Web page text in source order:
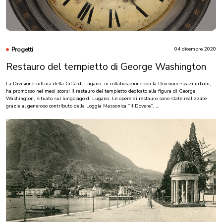
Progetti
04 dicembre 2020
Restauro del tempietto di George Washington
La Divisione cultura della Città di Lugano, in collaborazione con la Divisione spazi urbani,
ha promosso nei mesi scorsi il restauro del tempietto dedicato alla figura di George
Washington, situato sul lungolago di Lugano. Le opere di restauro sono state realizzate
grazie al generoso contributo della Loggia Massonica “Il Dovere”.
Dalla metà dell’Ottocento sorge sul lungolago di Lugano, a pochi metri dal LAC in
direzione della Malpensata, un piccolo tempio rotondo in cui è collocato un busto dedicato a
George Washington. Fu fatto costruire dall’esule italiano Abbondio Chialiva al margine
settentrionale del parco di Villa Tanzina, un vasto complesso di edifici, ricordato con
orgoglio inPiccolo mondo anticodi Antonio Fogazzaro (1895), del quale restano oggi
soltanto il tempietto e la grande sequoia che svetta poco più a sud. Realizzato nel 1850 per
ospitare inizialmente una statua neoclassica, nel 1856 il tempietto assunse la forma attuale
con la posa del busto in ghisa di George Washington, opera dello scultore Angelo Bruneri e
della fonderia Colla di Torino. L’iscrizione «Magnum seculorum decus» (“Gran lustro dei
secoli”) fu suggerita a Chialiva dall’amico Carlo Cattaneo.
Al fine di preservare questa importante memoria cittadina, che da tempo versava in un
precario stato di conservazione, la Divisione cultura della Città di Lugano ha promosso negli
scorsi mesi, in collaborazione con la Divisione spazi urbani, un cantiere di restauro,